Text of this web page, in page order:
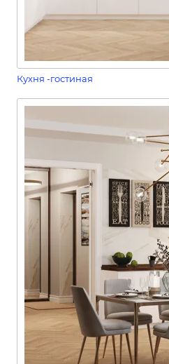
Кухня -гостиная